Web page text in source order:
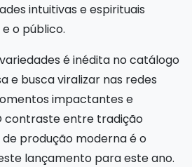
intuitivas e espirituais
o público.
é inédita no catálogo
e busca viralizar nas redes
impactantes e
contraste entre tradição
produção moderna é o
lançamento para este ano.